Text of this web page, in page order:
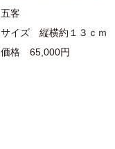
五客
サイズ 縦横約１３ｃｍ
価格 65,000円